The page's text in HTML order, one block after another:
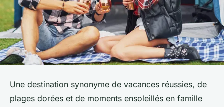
Une destination synonyme de vacances réussies, de
plages dorées et de moments ensoleillés en famille